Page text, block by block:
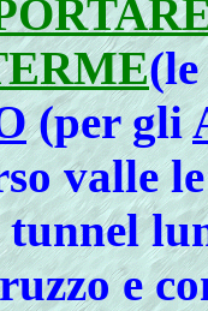
(per gli
valle
e